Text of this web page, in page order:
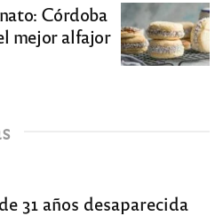
Córdoba
mejor alfajor
31 años desaparecida